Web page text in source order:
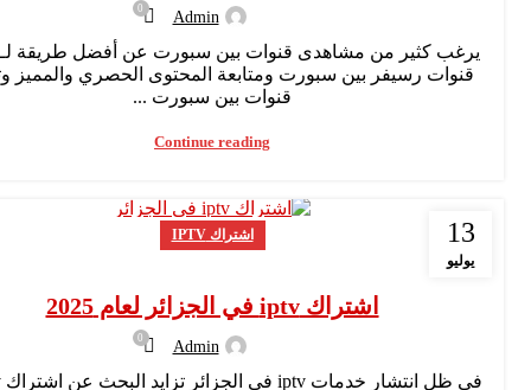
Admin
0
يرغب كثير من مشاهدى قنوات بين سبورت عن أفضل طريقة
قنوات رسيفر بين سبورت ومتابعة المحتوى الحصري والمميز
قنوات بين سبورت ...
Continue reading
13
يوليو
اشتراك IPTV
اشتراك iptv في الجزائر لعام 2025
Admin
0